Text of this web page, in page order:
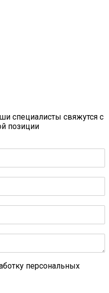
специалисты свяжутся с
позиции
персональных